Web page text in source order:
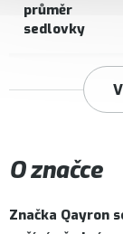
průměr
sedlovky
O značce
Značka Qayron